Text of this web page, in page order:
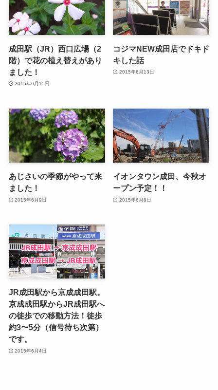
成田駅（JR）西口広場（2
階）で花の植え替えがあり
ました！
2015年6月15日
コジマNEW成田店でドキド
キした話
2015年6月13日
あじさいの季節がやって来
ました！
2015年6月9日
イオンタウン成田、今秋オ
ープン予定！！
2015年6月8日
JR成田駅から京成成田駅。
京成成田駅からJR成田駅へ
の徒歩での移動方法！徒歩
約3〜5分（信号待ち次第）
です。
2015年6月4日